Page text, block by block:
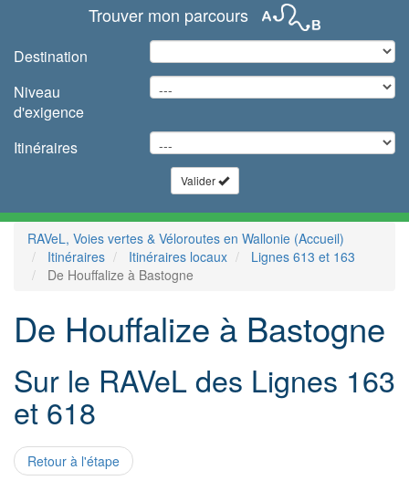
Trouver mon parcours
Destination
Niveau
d'exigence
Itinéraires
Valider
RAVeL, Voies vertes & Véloroutes en Wallonie (Accueil)
Itinéraires
Itinéraires locaux
Lignes 613 et 163
De Houffalize à Bastogne
De Houffalize à Bastogne
Sur le RAVeL des Lignes 163
et 618
Retour à l'étape